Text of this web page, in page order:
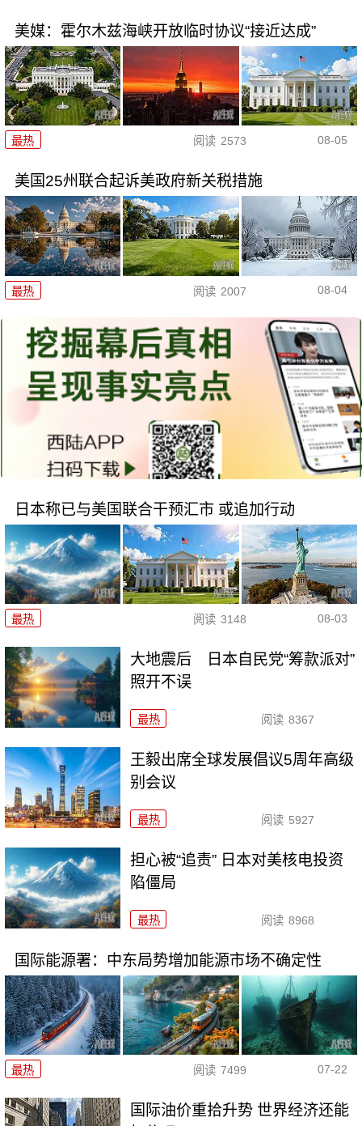
美媒：霍尔木兹海峡开放临时协议“接近达成”
最热 阅读 2573 08-05
美国25州联合起诉美政府新关税措施
最热 阅读 2007 08-04
日本称已与美国联合干预汇市 或追加行动
最热 阅读 3148 08-03
大地震后 日本自民党“筹款派对”
照开不误
最热 阅读 8367
王毅出席全球发展倡议5周年高级
别会议
最热 阅读 5927
担心被“追责” 日本对美核电投资
陷僵局
最热 阅读 8968
国际能源署：中东局势增加能源市场不确定性
最热 阅读 7499 07-22
国际油价重拾升势 世界经济还能